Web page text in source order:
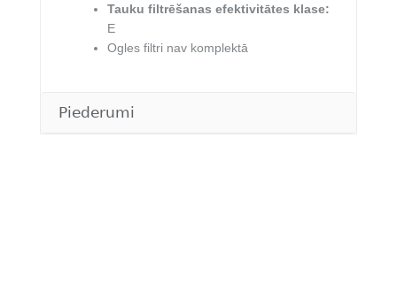
Tauku filtrēšanas efektivitātes klase:
E
Ogles filtri nav komplektā
Piederumi